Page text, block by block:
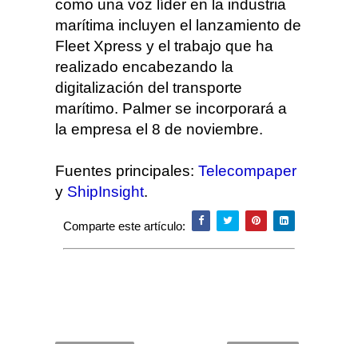
como una voz líder en la industria
marítima incluyen el lanzamiento de
Fleet Xpress y el trabajo que ha
realizado encabezando la
digitalización del transporte
marítimo. Palmer se incorporará a
la empresa el 8 de noviembre.
Fuentes principales:Telecompaper
y ShipInsight.
Comparte este artículo: